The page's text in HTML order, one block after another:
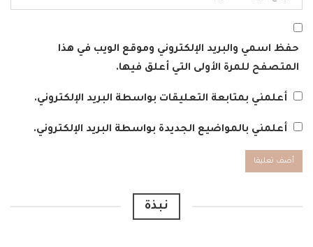
حفظ اسمي والبريد الإلكتروني وموقع الويب في هذا
المتصفح للمرة الأولى التي أعلق فيها.
أعلمني بمتابعة التعليقات بواسطة البريد الإلكتروني.
أعلمني بالمواضيع الجديدة بواسطة البريد الإلكتروني.
نبذة